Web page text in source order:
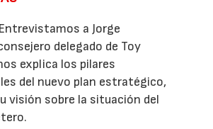
Entrevistamos a Jorge
delegado de Toy
explica los pilares
del nuevo plan estratégico,
visión sobre la situación del